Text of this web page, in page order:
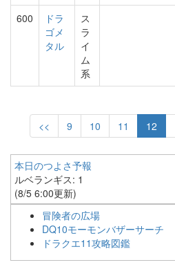
600
ドラ
ゴメ
タル
ス
ラ
イ
ム
系
<< 9 10 11 12
本日のつよさ予報
ルベランギス: 1
(8/5 6:00更新)
冒険者の広場
DQ10モーモンバザーサーチ
ドラクエ11攻略図鑑